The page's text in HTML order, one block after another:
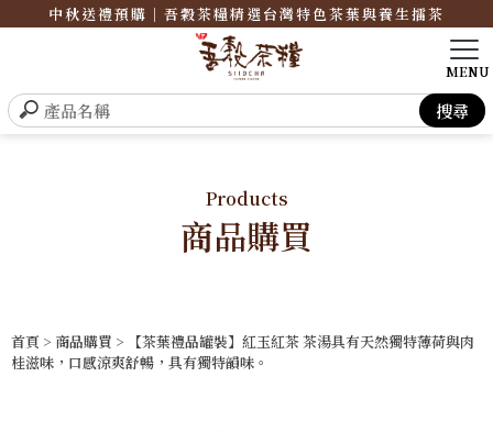
中秋送禮預購｜吾穀茶糧精選台灣特色茶葉與養生擂茶
Products
商品購買
首頁 > 商品購買 > 【茶葉禮品罐裝】紅玉紅茶 茶湯具有天然獨特薄荷與肉
桂滋味，口感涼爽舒暢，具有獨特韻味。